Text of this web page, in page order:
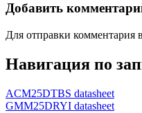
Добавить
Для отправки комментария
Навигация по
ACM25DTBS datasheet
GMM25DRYI datasheet